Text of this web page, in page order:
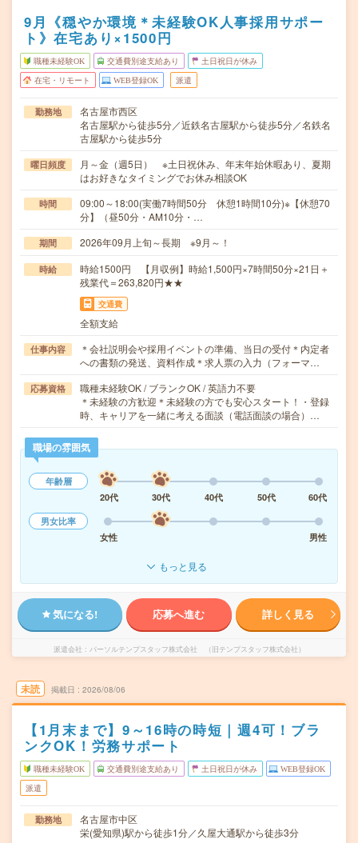
9月《穏やか環境＊未経験OK人事採用サポー
ト》在宅あり×1500円
職種未経験OK 交通費別途支給あり 土日祝日が休み
在宅・リモート WEB登録OK 派遣
勤務地
名古屋市西区
名古屋駅から徒歩5分／近鉄名古屋駅から徒歩5分／名鉄名
古屋駅から徒歩5分
曜日頻度
月～金（週5日） ※土日祝休み、年末年始休暇あり、夏期
はお好きなタイミングでお休み相談OK
時間
09:00～18:00(実働7時間50分 休憩1時間10分)※【休憩70
分】（昼50分・AM10分・…
期間 2026年09月上旬～長期 ※9月～！
時給
時給1500円 【月収例】時給1,500円×7時間50分×21日＋
残業代＝263,820円★★
交通費
全額支給
仕事内容
＊会社説明会や採用イベントの準備、当日の受付＊内定者
への書類の発送、資料作成＊求人票の入力（フォーマ…
応募資格
職種未経験OK / ブランクOK / 英語力不要
＊未経験の方歓迎＊未経験の方でも安心スタート！・登録
時、キャリアを一緒に考える面談（電話面談の場合）…
職場の雰囲気
年齢層
20代
30代 40代 50代
60代
男女比率
女性
男性
もっと見る
気になる! 応募へ進む 詳しく見る
派遣会社 パーソルテンプスタッフ株式会社 （旧テンプスタッフ株式会社）
未読 掲載日 2026/08/06
【1月末まで】9～16時の時短｜週4可！ブラ
ンクOK！労務サポート
職種未経験OK 交通費別途支給あり 土日祝日が休み WEB登録OK
派遣
勤務地
名古屋市中区
栄(愛知県)駅から徒歩1分／久屋大通駅から徒歩3分